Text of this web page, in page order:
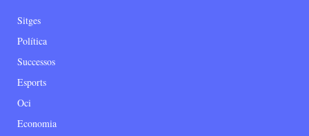
Sitges
Política
Successos
Esports
Oci
Economia